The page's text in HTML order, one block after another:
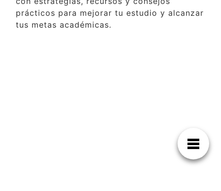
prácticos para mejorar tu estudio y alcanzar
tus metas académicas.